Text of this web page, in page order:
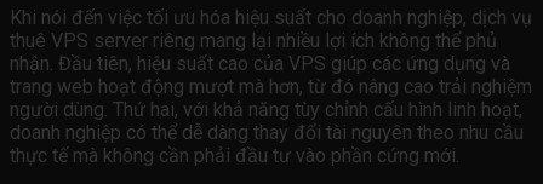
Khi nói đến việc tối ưu hóa hiệu suất cho doanh nghiệp, dịch vụ
thuê VPS server riêng mang lại nhiều lợi ích không thể phủ
nhận. Đầu tiên, hiệu suất cao của VPS giúp các ứng dụng và
trang web hoạt động mượt mà hơn, từ đó nâng cao trải nghiệm
người dùng. Thứ hai, với khả năng tùy chỉnh cấu hình linh hoạt,
doanh nghiệp có thể dễ dàng thay đổi tài nguyên theo nhu cầu
thực tế mà không cần phải đầu tư vào phần cứng mới.